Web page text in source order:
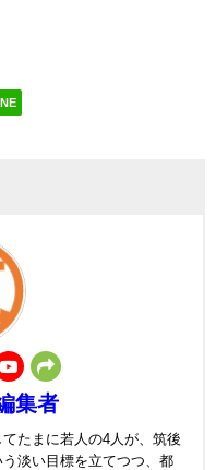
集者
たまに若人の4人が、筑後
淡い目標を立てつつ、都